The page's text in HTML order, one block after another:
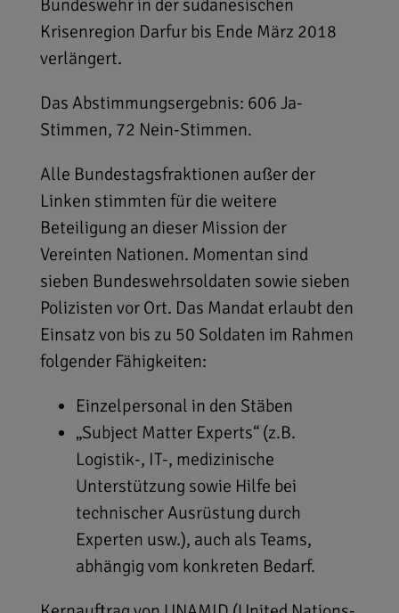
Bundeswehr in der sudanesischen
Krisenregion Darfur bis Ende März 2018
verlängert.
Das Abstimmungsergebnis: 606 Ja-
Stimmen, 72 Nein-Stimmen.
Alle Bundestagsfraktionen außer der
Linken stimmten für die weitere
Beteiligung an dieser Mission der
Vereinten Nationen. Momentan sind
sieben Bundeswehrsoldaten sowie sieben
Polizisten vor Ort. Das Mandat erlaubt den
Einsatz von bis zu 50 Soldaten im Rahmen
folgender Fähigkeiten:
Einzelpersonal in den Stäben
„Subject Matter Experts“ (z.B.
Logistik-, IT-, medizinische
Unterstützung sowie Hilfe bei
technischer Ausrüstung durch
Experten usw.), auch als Teams,
abhängig vom konkreten Bedarf.